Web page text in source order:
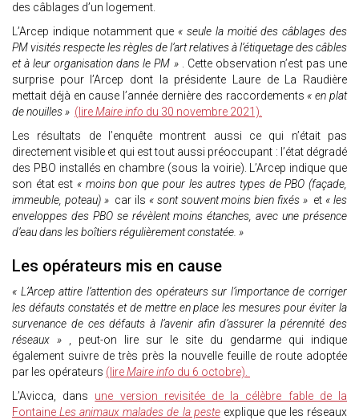
des câblages d’un logement.
L’Arcep indique notamment que « seule la moitié des câblages des
PM visités respecte les règles de l’art relatives à l’étiquetage des câbles
et à leur organisation dans le PM » . Cette observation n’est pas une
surprise pour l’Arcep dont la présidente Laure de La Raudière
mettait déjà en cause l’année dernière des raccordements « en plat
de nouilles » (lireMaire info du 30 novembre 2021).
Les résultats de l’enquête montrent aussi ce qui n’était pas
directement visible et qui est tout aussi préoccupant : l’état dégradé
des PBO installés en chambre (sous la voirie). L’Arcep indique que
son état est « moins bon que pour les autres types de PBO (façade,
immeuble, poteau) » car ils « sont souvent moins bien fixés » et « les
enveloppes des PBO se révèlent moins étanches, avec une présence
d’eau dans les boîtiers régulièrement constatée. »
Les opérateurs mis en cause
« L’Arcep attire l’attention des opérateurs sur l’importance de corriger
les défauts constatés et de mettre en place les mesures pour éviter la
survenance de ces défauts à l’avenir afin d’assurer la pérennité des
réseaux » , peut-on lire sur le site du gendarme qui indique
également suivre de très près la nouvelle feuille de route adoptée
par les opérateurs (lireMaire info du 6 octobre).
L’Avicca, dans une version revisitée de la célèbre fable de la
FontaineLes animaux malades de la peste explique que les réseaux